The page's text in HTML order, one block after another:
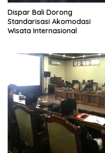
Dispar Bali Dorong
Standarisasi Akomodasi
Wisata Internasional